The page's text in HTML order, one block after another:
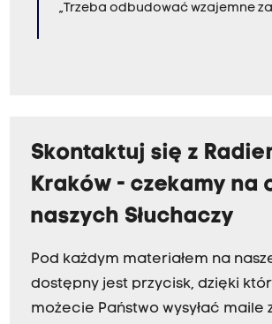
„Trzeba odbudować wzajemne
Skontaktuj się z
Kraków - czekamy na
naszych Słuchaczy
Pod każdym materiałem na
dostępny jest przycisk, dzięki
możecie Państwo wysyłać maile